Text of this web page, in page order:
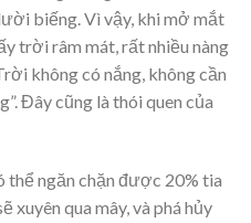
biếng. Vì vậy, khi mở mắt
trời râm mát, rất nhiều nàng
không có nắng, không cần
Đây cũng là thói quen của
thể ngăn chặn được 20% tia
xuyên qua mây, và phá hủy